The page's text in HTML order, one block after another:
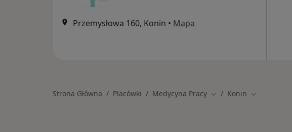
Przemysłowa 160, Konin • Mapa
Strona Główna Placówki Medycyna Pracy Zmień miasto
Konin Zmień miasto